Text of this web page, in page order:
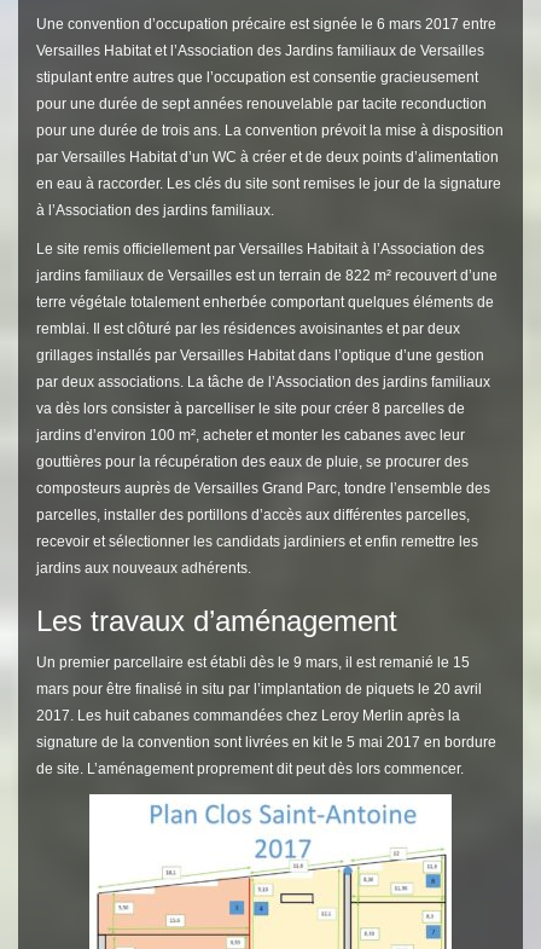
Une convention d’occupation précaire est signée le 6 mars 2017 entre
Versailles Habitat et l’Association des Jardins familiaux de Versailles
stipulant entre autres que l’occupation est consentie gracieusement
pour une durée de sept années renouvelable par tacite reconduction
pour une durée de trois ans. La convention prévoit la mise à disposition
par Versailles Habitat d’un WC à créer et de deux points d’alimentation
en eau à raccorder. Les clés du site sont remises le jour de la signature
à l’Association des jardins familiaux.
Le site remis officiellement par Versailles Habitait à l’Association des
jardins familiaux de Versailles est un terrain de 822 m² recouvert d’une
terre végétale totalement enherbée comportant quelques éléments de
remblai. Il est clôturé par les résidences avoisinantes et par deux
grillages installés par Versailles Habitat dans l’optique d’une gestion
par deux associations. La tâche de l’Association des jardins familiaux
va dès lors consister à parcelliser le site pour créer 8 parcelles de
jardins d’environ 100 m², acheter et monter les cabanes avec leur
gouttières pour la récupération des eaux de pluie, se procurer des
composteurs auprès de Versailles Grand Parc, tondre l’ensemble des
parcelles, installer des portillons d’accès aux différentes parcelles,
recevoir et sélectionner les candidats jardiniers et enfin remettre les
jardins aux nouveaux adhérents.
Les travaux d’aménagement
Un premier parcellaire est établi dès le 9 mars, il est remanié le 15
mars pour être finalisé in situ par l’implantation de piquets le 20 avril
2017. Les huit cabanes commandées chez Leroy Merlin après la
signature de la convention sont livrées en kit le 5 mai 2017 en bordure
de site. L’aménagement proprement dit peut dès lors commencer.